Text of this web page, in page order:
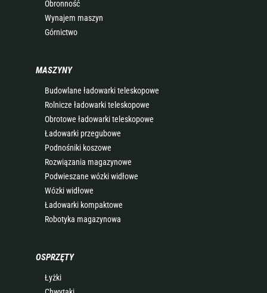
Obronność
Wynajem maszyn
Górnictwo
MASZYNY
Budowlane ładowarki teleskopowe
Rolnicze ładowarki teleskopowe
Obrotowe ładowarki teleskopowe
Ładowarki przegubowe
Podnośniki koszowe
Rozwiązania magazynowe
Podwieszane wózki widłowe
Wózki widłowe
Ładowarki kompaktowe
Robotyka magazynowa
OSPRZĘTY
Łyżki